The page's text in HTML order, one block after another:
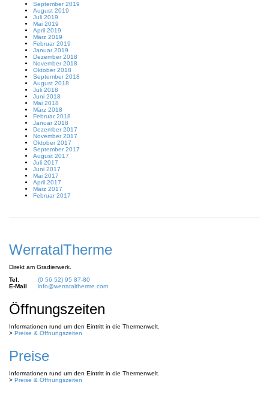
September 2019
August 2019
Juli 2019
Mai 2019
April 2019
März 2019
Februar 2019
Januar 2019
Dezember 2018
November 2018
Oktober 2018
September 2018
August 2018
Juli 2018
Juni 2018
Mai 2018
März 2018
Februar 2018
Januar 2018
Dezember 2017
November 2017
Oktober 2017
September 2017
August 2017
Juli 2017
Juni 2017
Mai 2017
April 2017
März 2017
Februar 2017
WerratalTherme
Direkt am Gradierwerk.
Tel.
(0 56 52) 95 87-80
E-Mail
info@werrataltherme.com
Öffnungszeiten
Informationen rund um den Eintritt in die Thermenwelt.
> Preise & Öffnungszeiten
Preise
Informationen rund um den Eintritt in die Thermenwelt.
> Preise & Öffnungszeiten